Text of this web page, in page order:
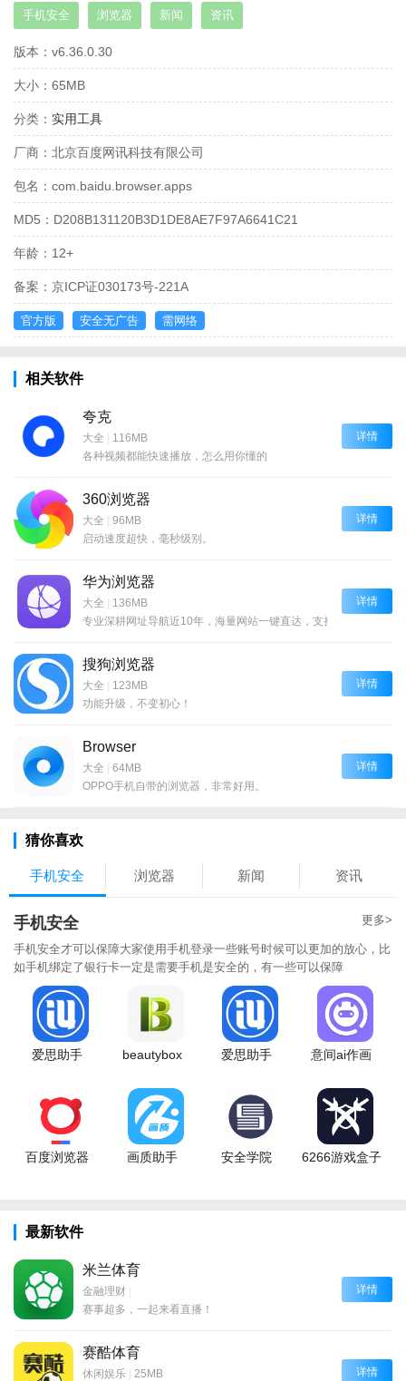
手机安全 浏览器 新闻 资讯
版本： v6.36.0.30
大小： 65MB
分类： 实用工具
厂商： 北京百度网讯科技有限公司
包名： com.baidu.browser.apps
MD5： D208B131120B3D1DE8AE7F97A6641C21
年龄： 12+
备案： 京ICP证030173号-221A
官方版 安全无广告 需网络
相关软件
夸克
大全 | 116MB
各种视频都能快速播放，怎么用你懂的
详情
360浏览器
大全 | 96MB
启动速度超快，毫秒级别。
详情
华为浏览器
大全 | 136MB
专业深耕网址导航近10年，海量网站一键直达，支持各大主流搜索
详情
搜狗浏览器
大全 | 123MB
功能升级，不变初心！
详情
Browser
大全 | 64MB
OPPO手机自带的浏览器，非常好用。
详情
猜你喜欢
手机安全 浏览器 新闻 资讯
手机安全 更多>
手机安全才可以保障大家使用手机登录一些账号时候可以更加的放心，比
如手机绑定了银行卡一定是需要手机是安全的，有一些可以保障
爱思助手 beautybox 爱思助手 意间ai作画
百度浏览器 画质助手 安全学院 6266游戏盒子
最新软件
米兰体育
金融理财 |
赛事超多，一起来看直播！
详情
赛酷体育
休闲娱乐 | 25MB
详情